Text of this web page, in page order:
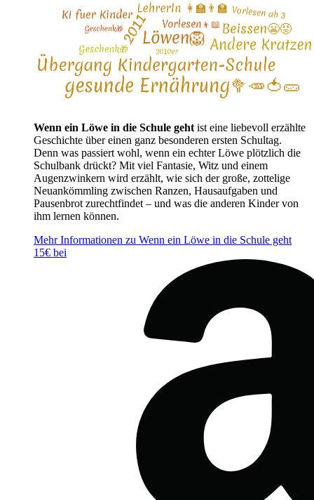
Wenn ein Löwe in die Schule geht ist eine liebevoll erzählte
Geschichte über einen ganz besonderen ersten Schultag.
Denn was passiert wohl, wenn ein echter Löwe plötzlich die
Schulbank drückt? Mit viel Fantasie, Witz und einem
Augenzwinkern wird erzählt, wie sich der große, zottelige
Neuankömmling zwischen Ranzen, Hausaufgaben und
Pausenbrot zurechtfindet – und was die anderen Kinder von
ihm lernen können.
Mehr Informationen zu Wenn ein Löwe in die Schule geht
15€ bei